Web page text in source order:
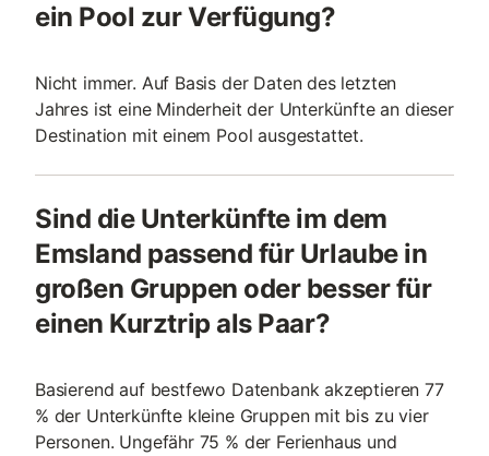
ein Pool zur Verfügung?
Nicht immer. Auf Basis der Daten des letzten
Jahres ist eine Minderheit der Unterkünfte an dieser
Destination mit einem Pool ausgestattet.
Sind die Unterkünfte im dem
Emsland passend für Urlaube in
großen Gruppen oder besser für
einen Kurztrip als Paar?
Basierend auf bestfewo Datenbank akzeptieren 77
% der Unterkünfte kleine Gruppen mit bis zu vier
Personen. Ungefähr 75 % der Ferienhaus und